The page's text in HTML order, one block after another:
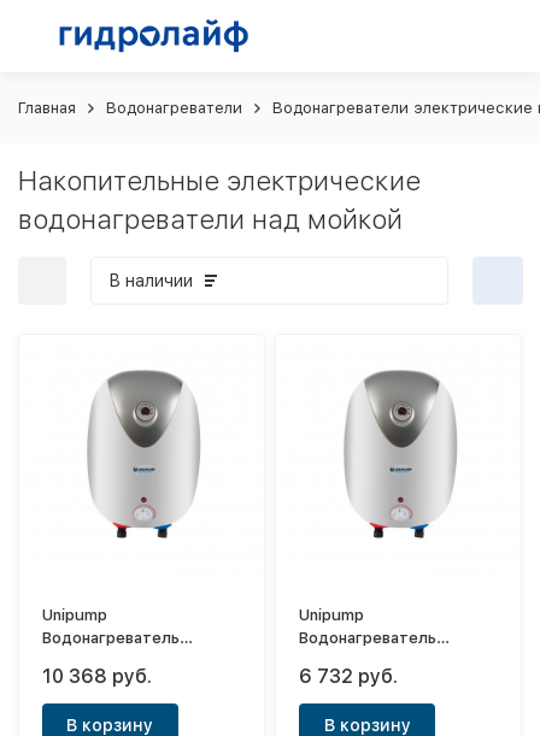
Главная Водонагреватели Водонагреватели электрические
Накопительные электрические
водонагреватели над мойкой
В наличии
Unipump
Водонагреватель
15 НАД
10 368 руб.
В корзину
Unipump
Водонагреватель
6 НАД
6 732 руб.
В корзину